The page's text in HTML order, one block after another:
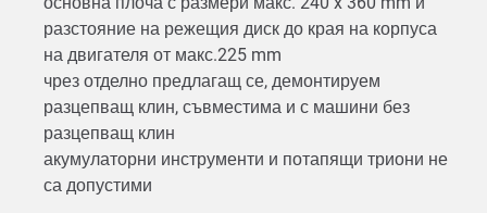
разстояние на режещия диск до края на корпуса
на двигателя от макс.225 mm
чрез отделно предлагащ се, демонтируем
разцепващ клин, съвместима и с машини без
разцепващ клин
акумулаторни инструменти и потапящи триони не
са допустими